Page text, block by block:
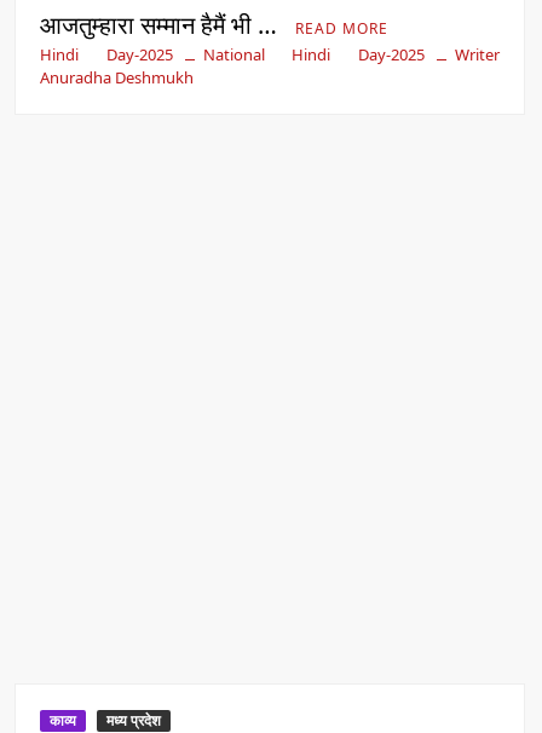
आजतुम्हारा सम्मान हैमैं भी …
READ MORE
Hindi Day-2025 National Hindi Day-2025
Writer
Anuradha Deshmukh
काव्य मध्य प्रदेश